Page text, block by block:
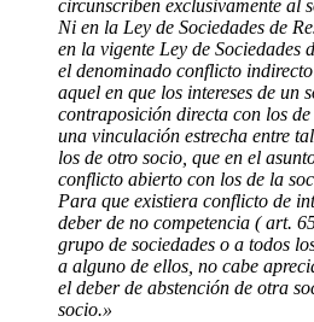
circunscriben exclusivamente al
Ni en la Ley de Sociedades de
en la vigente Ley de Sociedades
el denominado conflicto indirecto
aquel en que los intereses de un
contraposición directa con los
una vinculación estrecha entre
los de otro socio, que en el
conflicto abierto con los de la
Para que existiera conflicto de
deber de no competencia ( art.
grupo de sociedades o a todos
a alguno de ellos, no cabe
el deber de abstención de otra
socio.»